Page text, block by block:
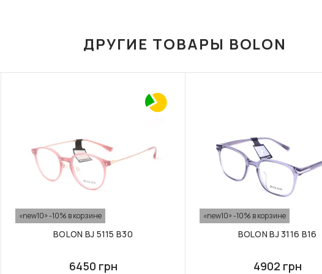
ДРУГИЕ ТОВАРЫ BOLON
«new10» -10% в корзине
BOLON BJ 5115 B30
6450 грн
«new10» -10% в корзине
BOLON BJ 3116 B16
4902 грн